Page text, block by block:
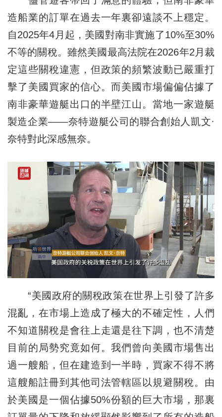
造船業的訂單在過去一年裏卻遠談不上穩定。
自2025年4月起，美國對南非實施了10%至30%
不等的關稅。雖然美國最高法院在2026年2月裁
定這些關稅違憲，但政策的頻繁波動已嚴重打
擊了美國買家的信心。而美國市場偏偏佔據了
南非豪華遊艇出口的半壁江山。當地一家遊艇
製造企業——奈特遊艇公司的聯合創始人凱文·
奈特對此深感無奈。
“美國政府的關稅政策在世界上引發了許多
混亂，在市場上造成了極大的不確定性，人們
不知道關稅是會往上走還是往下調，也不清楚
目前的局勢究竟如何。我們曾向美國市場售出
過一艘船，但在建造到一半時，買家不得不將
這艘船註冊到其他司法管轄區以規避關稅。由
於美國是一個佔據50%份額的巨大市場，那裏